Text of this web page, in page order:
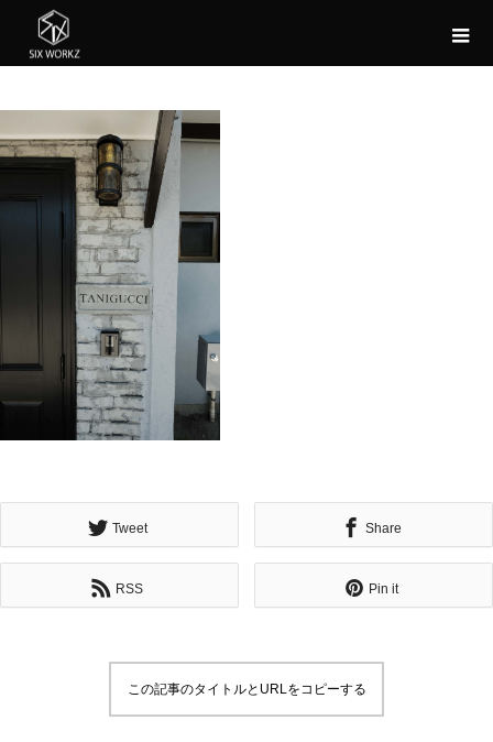
Tweet Share
RSS Pin it
この記事のタイトルとURLをコピーする